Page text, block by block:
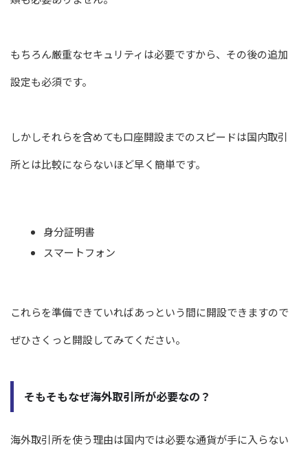
もちろん厳重なセキュリティは必要ですから、その後の追加
設定も必須です。
しかしそれらを含めても口座開設までのスピードは国内取引
所とは比較にならないほど早く簡単です。
身分証明書
スマートフォン
これらを準備できていればあっという間に開設できますので
ぜひさくっと開設してみてください。
そもそもなぜ海外取引所が必要なの？
海外取引所を使う理由は国内では必要な通貨が手に入らない